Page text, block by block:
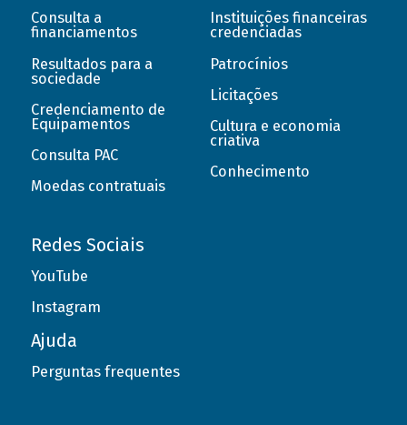
Consulta a
financiamentos
Resultados para a
sociedade
Credenciamento de
Equipamentos
Consulta PAC
Moedas contratuais
Instituições financeiras
credenciadas
Patrocínios
Licitações
Cultura e economia
criativa
Conhecimento
Redes Sociais
YouTube
Instagram
Ajuda
Perguntas frequentes